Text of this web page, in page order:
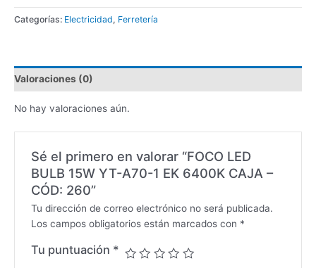
Categorías: Electricidad, Ferretería
Valoraciones (0)
No hay valoraciones aún.
Sé el primero en valorar “FOCO LED
BULB 15W YT-A70-1 EK 6400K CAJA –
CÓD: 260”
Tu dirección de correo electrónico no será publicada.
Los campos obligatorios están marcados con *
Tu puntuación *